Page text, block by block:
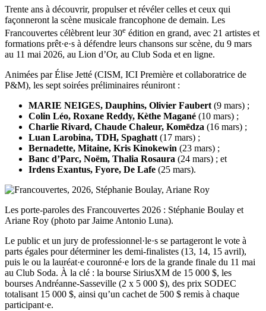
Trente ans à découvrir, propulser et révéler celles et ceux qui
façonneront la scène musicale francophone de demain. Les
Francouvertes célèbrent leur 30e édition en grand, avec 21 artistes et
formations prêt·e·s à défendre leurs chansons sur scène, du 9 mars
au 11 mai 2026, au Lion d’Or, au Club Soda et en ligne.
Animées par Élise Jetté (CISM, ICI Première et collaboratrice de
P&M), les sept soirées préliminaires réuniront :
MARIE NEIGES, Dauphins, Olivier Faubert(9 mars) ;
Colin Léo, Roxane Reddy, Kèthe Magané (10 mars) ;
Charlie Rivard, Chaude Chaleur, Komēdza (16 mars) ;
Luan Larobina, TDH, Spaghatt(17 mars) ;
Bernadette, Mitaine, Kris Kinokewin (23 mars) ;
Banc d’Parc, Noëm, Thalia Rosaura (24 mars) ; et
Irdens Exantus, Fyore, De Lafe (25 mars).
Les porte-paroles des Francouvertes 2026 : Stéphanie Boulay et
Ariane Roy (photo par Jaime Antonio Luna).
Le public et un jury de professionnel·le·s se partageront le vote à
parts égales pour déterminer les demi-finalistes (13, 14, 15 avril),
puis le ou la lauréat·e couronné·e lors de la grande finale du 11 mai
au Club Soda. À la clé : la bourse SiriusXM de 15 000 $, les
bourses Andréanne-Sasseville (2 x 5 000 $), des prix SODEC
totalisant 15 000 $, ainsi qu’un cachet de 500 $ remis à chaque
participant·e.